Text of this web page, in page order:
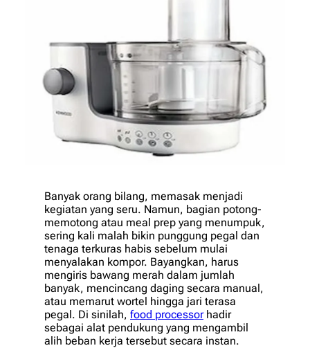
Banyak orang bilang, memasak menjadi
kegiatan yang seru. Namun, bagian potong-
memotong atau meal prep yang menumpuk,
sering kali malah bikin punggung pegal dan
tenaga terkuras habis sebelum mulai
menyalakan kompor. Bayangkan, harus
mengiris bawang merah dalam jumlah
banyak, mencincang daging secara manual,
atau memarut wortel hingga jari terasa
pegal. Di sinilah, food processor hadir
sebagai alat pendukung yang mengambil
alih beban kerja tersebut secara instan.